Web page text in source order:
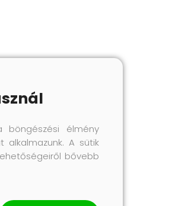
böngészési élmény
A sütik
bővebb